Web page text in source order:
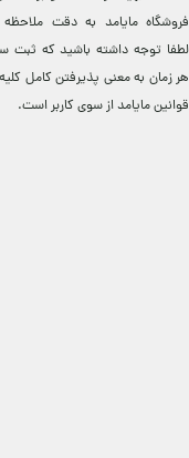
فروشگاه مایامد به دقت ملاحظه
لطفا توجه داشته باشید که ثبت
هر زمان به معنی پذیرفتن کامل کلیه
قوانین مایامداز سوی کاربر است.